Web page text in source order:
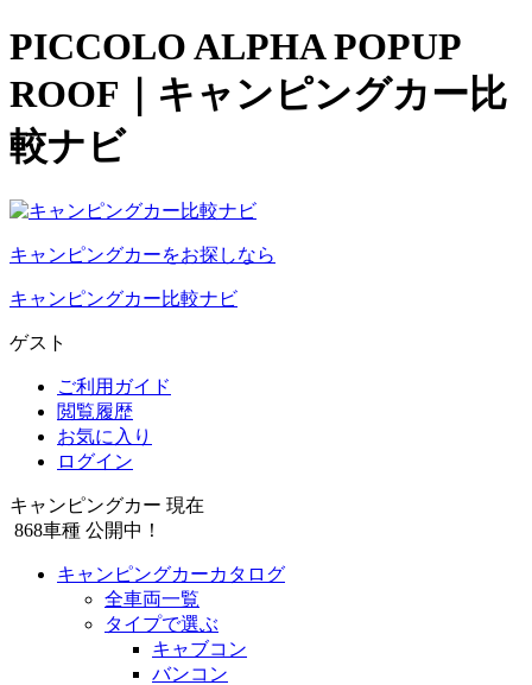
PICCOLO ALPHA POPUP
ROOF｜キャンピングカー比
較ナビ
キャンピングカーをお探しなら
キャンピングカー比較ナビ
ゲスト
ご利用ガイド
閲覧履歴
お気に入り
ログイン
キャンピングカー 現在
868車種 公開中！
キャンピングカーカタログ
全車両一覧
タイプで選ぶ
キャブコン
バンコン